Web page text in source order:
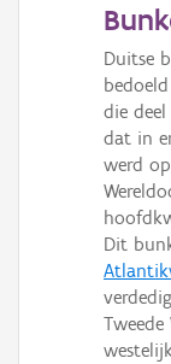
Persoon of collectief
Duitse
die
dat in
werd
Dit